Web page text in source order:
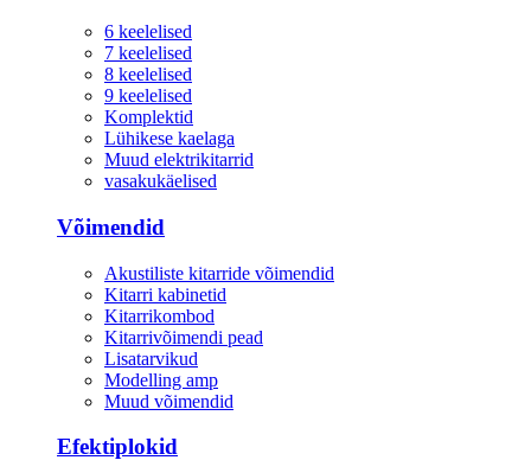
6 keelelised
7 keelelised
8 keelelised
9 keelelised
Komplektid
Lühikese kaelaga
Muud elektrikitarrid
vasakukäelised
Võimendid
Akustiliste kitarride võimendid
Kitarri kabinetid
Kitarrikombod
Kitarrivõimendi pead
Lisatarvikud
Modelling amp
Muud võimendid
Efektiplokid